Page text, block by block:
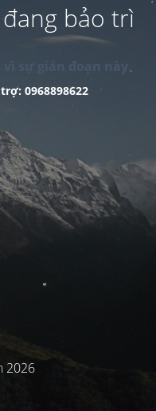
bảo trì
sự gián đoạn này.
0968898622
2026